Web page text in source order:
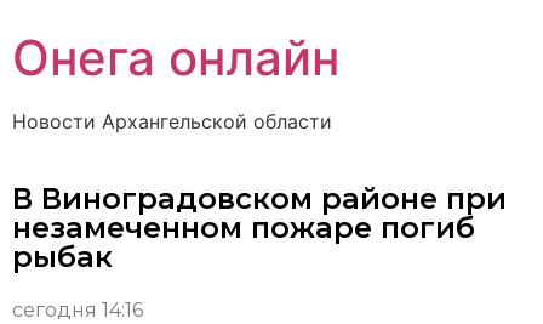
Онега онлайн
Новости Архангельской области
В Виноградовском районе при
незамеченном пожаре погиб
рыбак
сегодня 14:16